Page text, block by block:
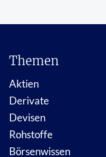
Themen
Aktien
Derivate
Devisen
Rohstoffe
Börsenwissen